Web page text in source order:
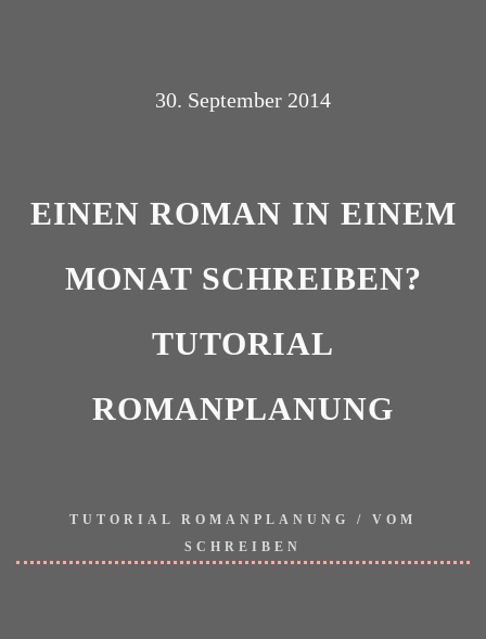
30. September 2014
EINEN ROMAN IN EINEM
MONAT SCHREIBEN?
TUTORIAL
ROMANPLANUNG
TUTORIAL ROMANPLANUNG / VOM
SCHREIBEN